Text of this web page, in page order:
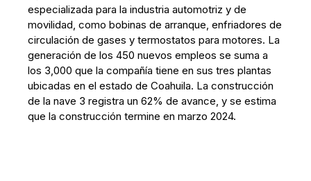
especializada para la industria automotriz y de
movilidad, como bobinas de arranque, enfriadores de
circulación de gases y termostatos para motores. La
generación de los 450 nuevos empleos se suma a
los 3,000 que la compañía tiene en sus tres plantas
ubicadas en el estado de Coahuila. La construcción
de la nave 3 registra un 62% de avance, y se estima
que la construcción termine en marzo 2024.